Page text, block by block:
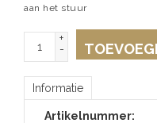
aan het stuur
+
-
Informatie
Artikelnummer: